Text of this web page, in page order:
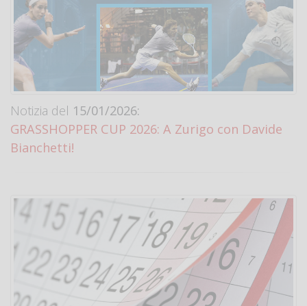
Notizia del 15/01/2026:
GRASSHOPPER CUP 2026: A Zurigo con Davide
Bianchetti!